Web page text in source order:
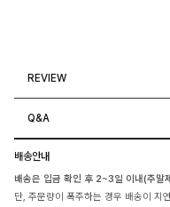
REVIEW
Q&A
배송안내
배송은 입금 확인 후 2~3일 이내(주말
단, 주문량이 폭주하는 경우 배송이 지